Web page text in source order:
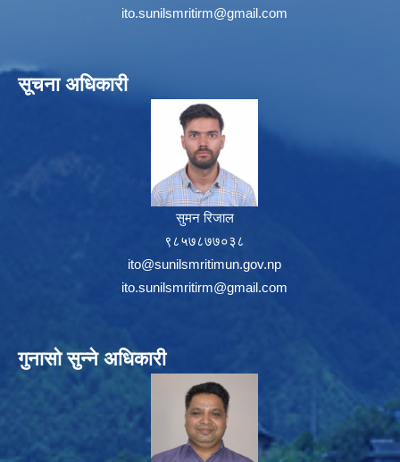
ito.sunilsmritirm@gmail.com
सूचना अधिकारी
सुमन रिजाल
९८५७८७७०३८
ito@sunilsmritimun.gov.np
ito.sunilsmritirm@gmail.com
गुनासो सुन्ने अधिकारी